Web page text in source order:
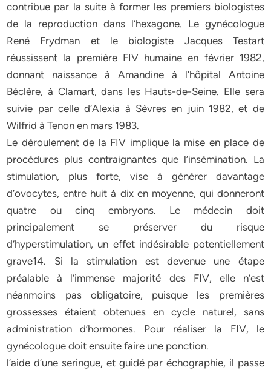
contribue par la suite à former les premiers biologistes
de la reproduction dans l’hexagone. Le gynécologue
René Frydman et le biologiste Jacques Testart
réussissent la première FIV humaine en février 1982,
donnant naissance à Amandine à l’hôpital Antoine
Béclère, à Clamart, dans les Hauts-de-Seine. Elle sera
suivie par celle d’Alexia à Sèvres en juin 1982, et de
Wilfrid à Tenon en mars 1983.
Le déroulement de la FIV implique la mise en place de
procédures plus contraignantes que l’insémination. La
stimulation, plus forte, vise à générer davantage
d’ovocytes, entre huit à dix en moyenne, qui donneront
quatre ou cinq embryons. Le médecin doit
principalement se préserver du risque
d’hyperstimulation, un effet indésirable potentiellement
grave14. Si la stimulation est devenue une étape
préalable à l’immense majorité des FIV, elle n’est
néanmoins pas obligatoire, puisque les premières
grossesses étaient obtenues en cycle naturel, sans
administration d’hormones. Pour réaliser la FIV, le
gynécologue doit ensuite faire une ponction.
l’aide d’une seringue, et guidé par échographie, il passe